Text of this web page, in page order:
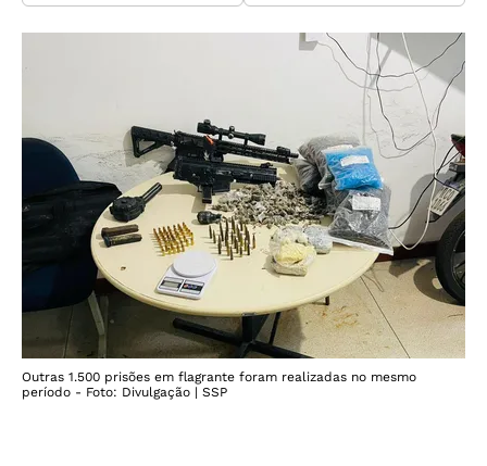
Outras 1.500 prisões em flagrante foram realizadas no mesmo
período - Foto: Divulgação | SSP